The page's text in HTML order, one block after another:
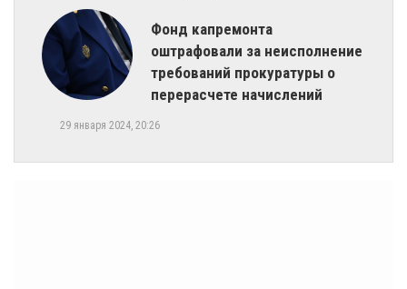
Фонд капремонта
оштрафовали за неисполнение
требований прокуратуры о
перерасчете начислений
29 января 2024, 20:26